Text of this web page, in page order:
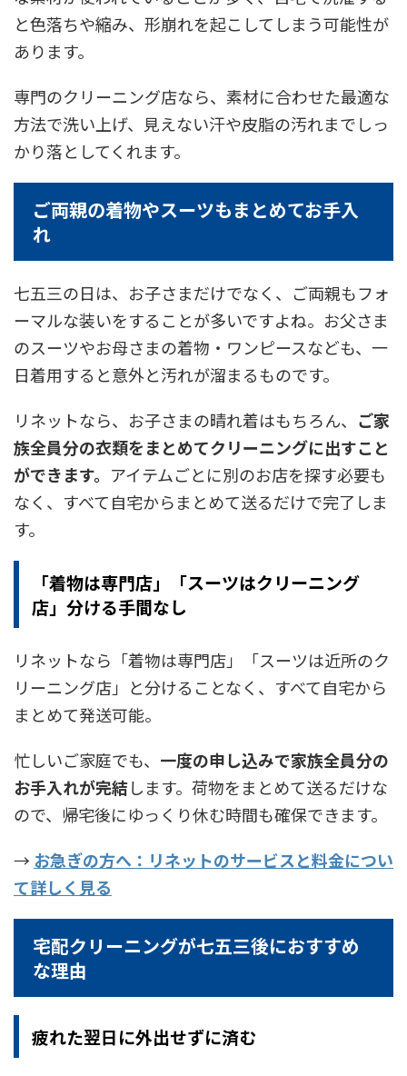
と色落ちや縮み、形崩れを起こしてしまう可能性が
あります。
専門のクリーニング店なら、素材に合わせた最適な
方法で洗い上げ、見えない汗や皮脂の汚れまでしっ
かり落としてくれます。
ご両親の着物やスーツもまとめてお手入
れ
七五三の日は、お子さまだけでなく、ご両親もフォ
ーマルな装いをすることが多いですよね。お父さま
のスーツやお母さまの着物・ワンピースなども、一
日着用すると意外と汚れが溜まるものです。
リネットなら、お子さまの晴れ着はもちろん、 ご家
族全員分の衣類をまとめてクリーニングに出すこと
ができます。 アイテムごとに別のお店を探す必要も
なく、すべて自宅からまとめて送るだけで完了しま
す。
「着物は専門店」「スーツはクリーニング
店」――分ける手間なし
リネットなら「着物は専門店」「スーツは近所のク
リーニング店」と分けることなく、すべて自宅から
まとめて発送可能。
忙しいご家庭でも、 一度の申し込みで家族全員分の
お手入れが完結します。荷物をまとめて送るだけな
ので、帰宅後にゆっくり休む時間も確保できます。
→ お急ぎの方へ：リネットのサービスと料金につい
て詳しく見る
宅配クリーニングが七五三後におすすめ
な理由
疲れた翌日に外出せずに済む